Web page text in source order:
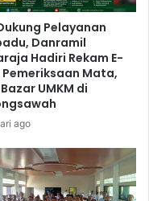
Pelayanan
Danramil
Hadiri Rekam E-
Pemeriksaan Mata,
UMKM di
ago